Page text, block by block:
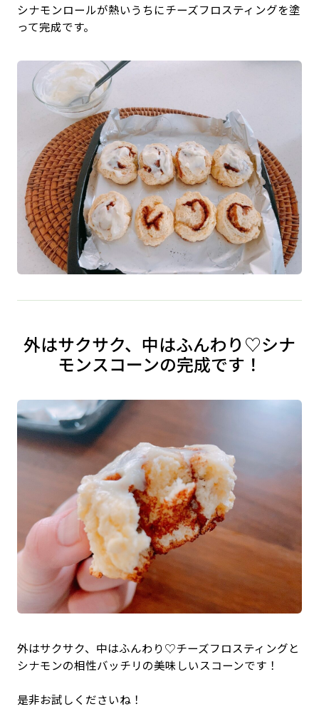
シナモンロールが熱いうちにチーズフロスティングを塗
って完成です。
外はサクサク、中はふんわり♡シナ
モンスコーンの完成です！
外はサクサク、中はふんわり♡チーズフロスティングと
シナモンの相性バッチリの美味しいスコーンです！
是非お試しくださいね！